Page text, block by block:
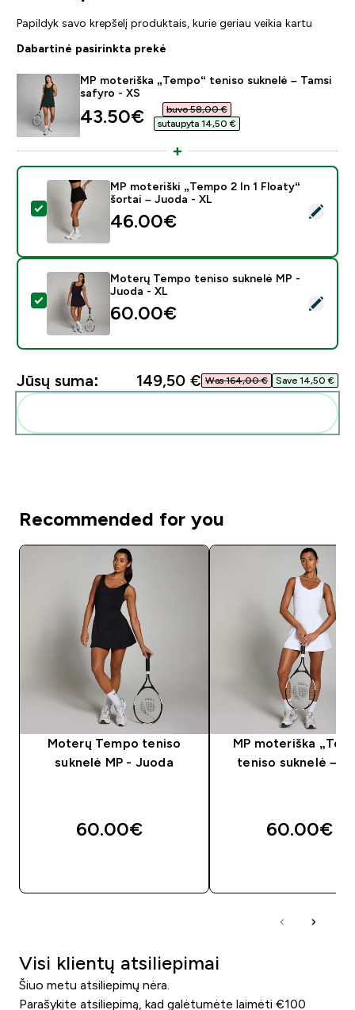
Papildyk savo krepšelį produktais, kurie geriau veikia kartu
Dabartinė pasirinkta prekė
MP moteriška „Tempo“ teniso suknelė – Tamsi
safyro - XS
discounted price
43.50€‎
buvo 58,00 €‎
sutaupyta 14,50 €‎
Pasirinkti šį produktą - MP moteriški „Tempo 2 In 1
MP moteriški „Tempo 2 In 1 Floaty“
šortai – Juoda - XL
46.00€‎
Pasirinkti šį produktą - Moterų Tempo teniso suknelė
Moterų Tempo teniso suknelė MP -
Juoda - XL
60.00€‎
Jūsų suma: 149,50 €‎ Was 164,00 €‎ Save 14,50 €‎
Recommended for you
Moterų Tempo teniso
suknelė MP - Juoda
60.00€‎
MP moteriška
teniso suknelė –
60.00€‎
Visi klientų atsiliepimai
Šiuo metu atsiliepimų nėra.
Parašykite atsiliepimą, kad galėtumėte laimėti €100